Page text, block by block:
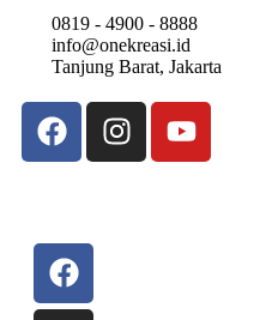
0819 - 4900 - 8888
info@onekreasi.id
Tanjung Barat, Jakarta